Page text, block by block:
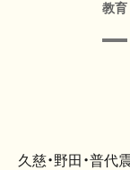
教育
久慈・野田・普